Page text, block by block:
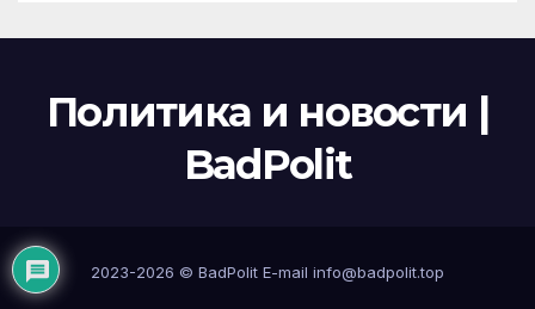
Политика и новости |
BadPolit
2023-2026 © BadPolit E-mail info@badpolit.top